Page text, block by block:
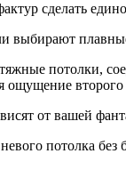
сделать
выбирают
потолки,
ощущение
от вашей
потолка без